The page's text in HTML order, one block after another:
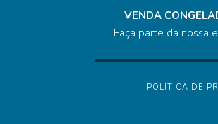
VENDA
Faça parte da nossa
POLÍTICA DE